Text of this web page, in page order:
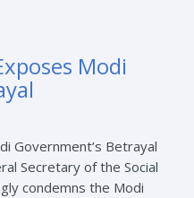
Modi
Government’s Betrayal
Secretary of the Social
condemns the Modi